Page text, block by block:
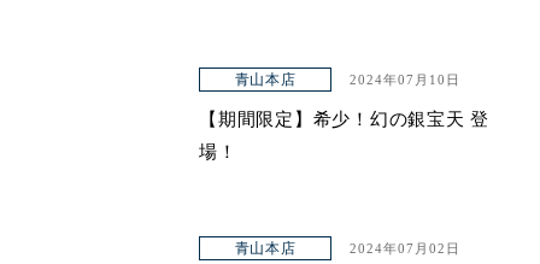
青山本店 2024年07月10日
【期間限定】希少！幻の銀宝天 登
場！
青山本店 2024年07月02日